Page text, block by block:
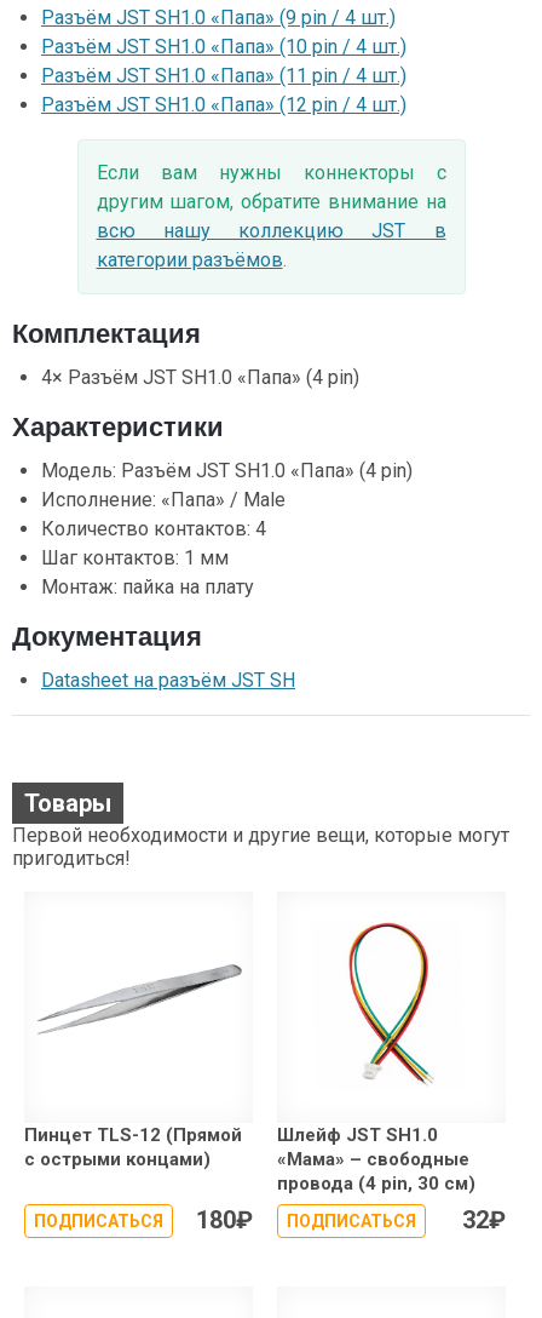
Разъём JST SH1.0 «Папа» (9 pin / 4 шт.)
Разъём JST SH1.0 «Папа» (10 pin / 4 шт.)
Разъём JST SH1.0 «Папа» (11 pin / 4 шт.)
Разъём JST SH1.0 «Папа» (12 pin / 4 шт.)
Если вам нужны коннекторы с
другим шагом, обратите внимание на
всю нашу коллекцию JST в
категории разъёмов.
Комплектация
4× Разъём JST SH1.0 «Папа» (4 pin)
Характеристики
Модель: Разъём JST SH1.0 «Папа» (4 pin)
Исполнение: «Папа» / Male
Количество контактов: 4
Шаг контактов: 1 мм
Монтаж: пайка на плату
Документация
Datasheet на разъём JST SH
Товары
Первой необходимости и другие вещи, которые могут
пригодиться!
Пинцет TLS-12 (Прямой
с острыми концами)
ПОДПИСАТЬСЯ 180₽
Шлейф JST SH1.0
«Мама» – свободные
провода (4 pin, 30 см)
ПОДПИСАТЬСЯ 32₽